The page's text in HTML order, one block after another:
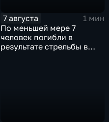
7 августа
1 мин
По меньшей мере 7
человек погибли в
результате стрельбы в